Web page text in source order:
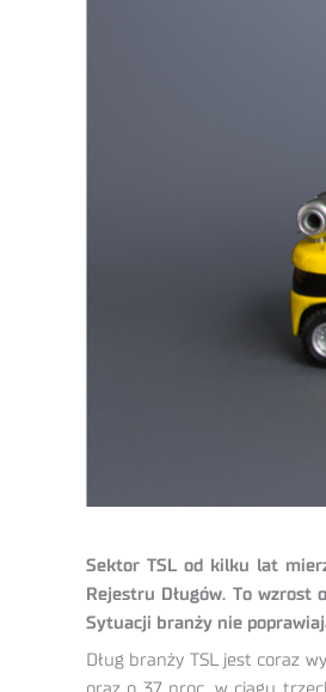
Sektor TSL od kilku lat
Rejestru Długów. To
Sytuacji branży nie
Dług branży TSL jest coraz